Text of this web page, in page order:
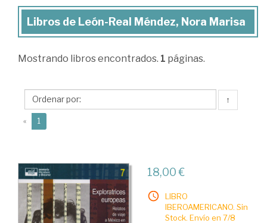
Libros
León-
Méndez,
Nora
Libros de León-Real Méndez, Nora Marisa
Mostrando libros encontrados. 1 páginas.
↑
« 1
18,00 €
LIBRO
IBEROAMERICANO. Sin
Stock. Envío en 7/8